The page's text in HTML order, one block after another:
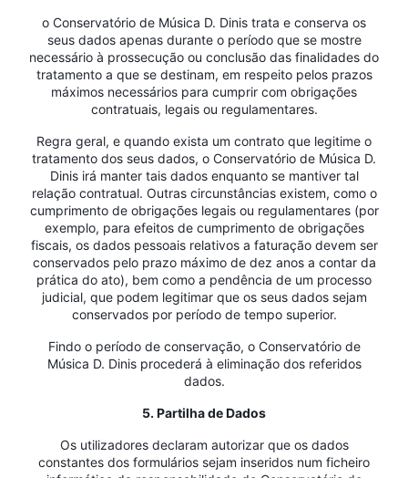
o Conservatório de Música D. Dinis trata e conserva os
seus dados apenas durante o período que se mostre
necessário à prossecução ou conclusão das finalidades do
tratamento a que se destinam, em respeito pelos prazos
máximos necessários para cumprir com obrigações
contratuais, legais ou regulamentares.
Regra geral, e quando exista um contrato que legitime o
tratamento dos seus dados, o Conservatório de Música D.
Dinis irá manter tais dados enquanto se mantiver tal
relação contratual. Outras circunstâncias existem, como o
cumprimento de obrigações legais ou regulamentares (por
exemplo, para efeitos de cumprimento de obrigações
fiscais, os dados pessoais relativos a faturação devem ser
conservados pelo prazo máximo de dez anos a contar da
prática do ato), bem como a pendência de um processo
judicial, que podem legitimar que os seus dados sejam
conservados por período de tempo superior.
Findo o período de conservação, o Conservatório de
Música D. Dinis procederá à eliminação dos referidos
dados.
5. Partilha de Dados
Os utilizadores declaram autorizar que os dados
constantes dos formulários sejam inseridos num ficheiro